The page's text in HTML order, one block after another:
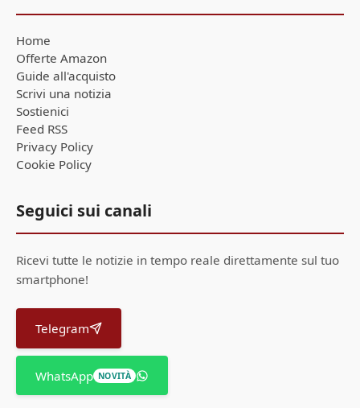
Home
Offerte Amazon
Guide all'acquisto
Scrivi una notizia
Sostienici
Feed RSS
Privacy Policy
Cookie Policy
Seguici sui canali
Ricevi tutte le notizie in tempo reale direttamente sul tuo
smartphone!
Telegram
WhatsApp NOVITÀ